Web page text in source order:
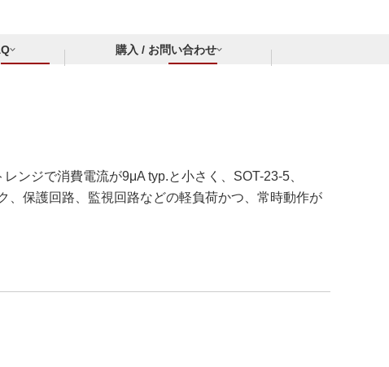
購入 / お問い合わせ
ンジで消費電流が9μA typ.と小さく、SOT-23-5、
、保護回路、監視回路などの軽負荷かつ、常時動作が